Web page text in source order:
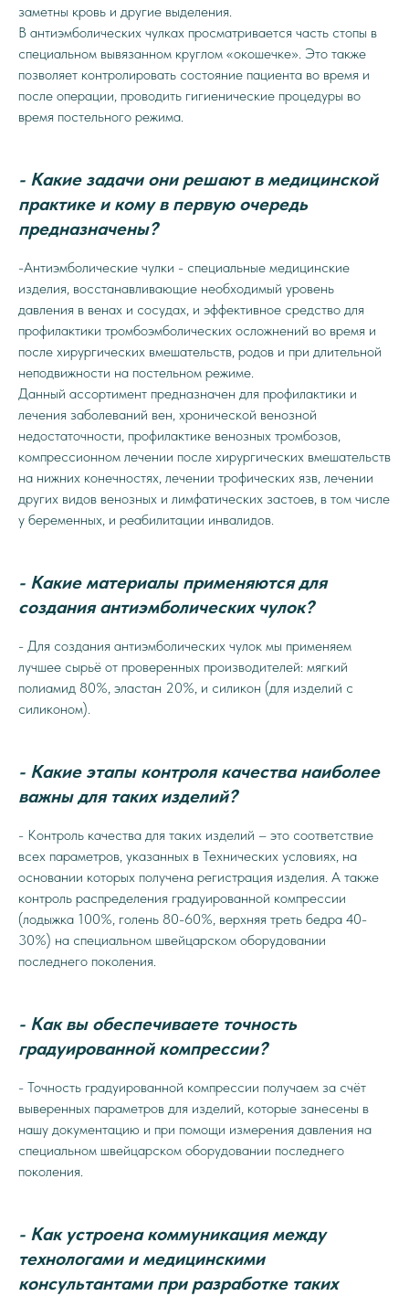
заметны кровь и другие выделения.
В антиэмболических чулках просматривается часть стопы в
специальном вывязанном круглом «окошечке». Это также
позволяет контролировать состояние пациента во время и
после операции, проводить гигиенические процедуры во
время постельного режима.
- Какие задачи они решают в медицинской
практике и кому в первую очередь
предназначены?
-Антиэмболические чулки - специальные медицинские
изделия, восстанавливающие необходимый уровень
давления в венах и сосудах, и эффективное средство для
профилактики тромбоэмболических осложнений во время и
после хирургических вмешательств, родов и при длительной
неподвижности на постельном режиме.
Данный ассортимент предназначен для профилактики и
лечения заболеваний вен, хронической венозной
недостаточности, профилактике венозных тромбозов,
компрессионном лечении после хирургических вмешательств
на нижних конечностях, лечении трофических язв, лечении
других видов венозных и лимфатических застоев, в том числе
у беременных, и реабилитации инвалидов.
- Какие материалы применяются для
создания антиэмболических чулок?
- Для создания антиэмболических чулок мы применяем
лучшее сырьё от проверенных производителей: мягкий
полиамид 80%, эластан 20%, и силикон (для изделий с
силиконом).
- Какие этапы контроля качества наиболее
важны для таких изделий?
- Контроль качества для таких изделий – это соответствие
всех параметров, указанных в Технических условиях, на
основании которых получена регистрация изделия. А также
контроль распределения градуированной компрессии
(лодыжка 100%, голень 80-60%, верхняя треть бедра 40-
30%) на специальном швейцарском оборудовании
последнего поколения.
- Как вы обеспечиваете точность
градуированной компрессии?
- Точность градуированной компрессии получаем за счёт
выверенных параметров для изделий, которые занесены в
нашу документацию и при помощи измерения давления на
специальном швейцарском оборудовании последнего
поколения.
- Как устроена коммуникация между
технологами и медицинскими
консультантами при разработке таких